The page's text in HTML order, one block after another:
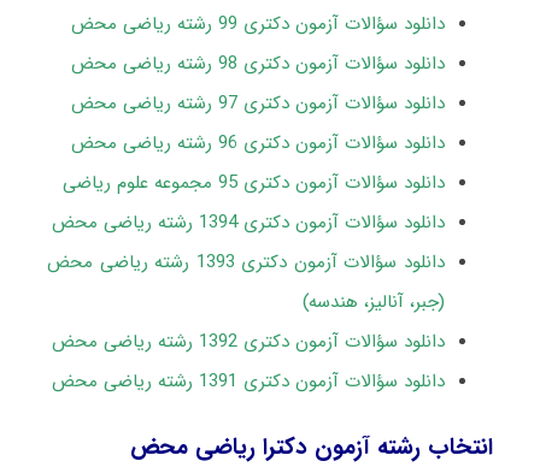
دانلود سؤالات آزمون دکتری 99 رشته ریاضی محض
دانلود سؤالات آزمون دکتری 98 رشته ریاضی محض
دانلود سؤالات آزمون دکتری 97 رشته ریاضی محض
دانلود سؤالات آزمون دکتری 96 رشته ریاضی محض
دانلود سؤالات آزمون دکتری 95 مجموعه علوم ریاضی
دانلود سؤالات آزمون دکتری 1394 رشته ریاضی محض
دانلود سؤالات آزمون دکتری 1393 رشته ریاضی محض
(جبر، آنالیز، هندسه)
دانلود سؤالات آزمون دکتری 1392 رشته ریاضی محض
دانلود سؤالات آزمون دکتری 1391 رشته ریاضی محض
انتخاب رشته آزمون دکترا ریاضی محض